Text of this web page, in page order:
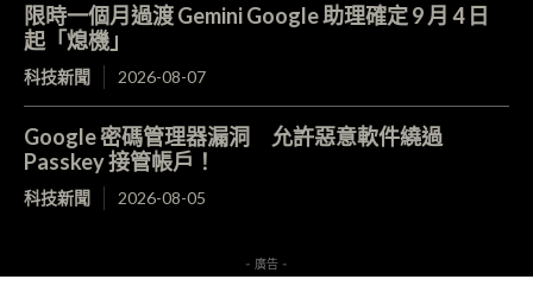
限時一個月過渡 Gemini Google 助理確定 9 月 4 日
起「熄機」
科技新聞 2026-08-07
Google 密碼管理器漏洞 允許惡意軟件繞過
Passkey 接管帳戶！
科技新聞 2026-08-05
- 廣告 -